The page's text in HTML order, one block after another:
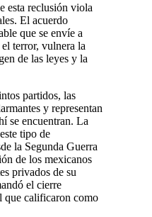
esta reclusión viola
El acuerdo
que se envíe a
terror, vulnera la
de las leyes y la
partidos, las
y representan
se encuentran. La
tipo de
la Segunda Guerra
de los mexicanos
privados de su
el cierre
calificaron como